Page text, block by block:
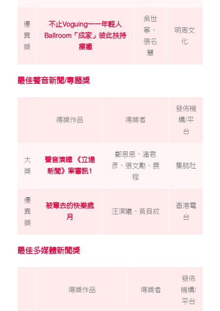
優
異
獎
不止Voguing——年輕人
Ballroom「成家」 彼此扶持
療癒
吳世
寧、
張名
慧
明周文
化
最佳聲音新聞/專題獎
得獎作品 得獎者
發佈機
構/平
台
大
獎
聲音演繹 《立場
新聞》案審訊1
鄭思思、潘君
彥、張文勵、展
程
集誌社
優
異
獎
被奪去的快樂歲
月
汪溟曦、黃貝紋
香港電
台
最佳多媒體新聞獎
得獎作品 得獎者
發佈
機構/
平台